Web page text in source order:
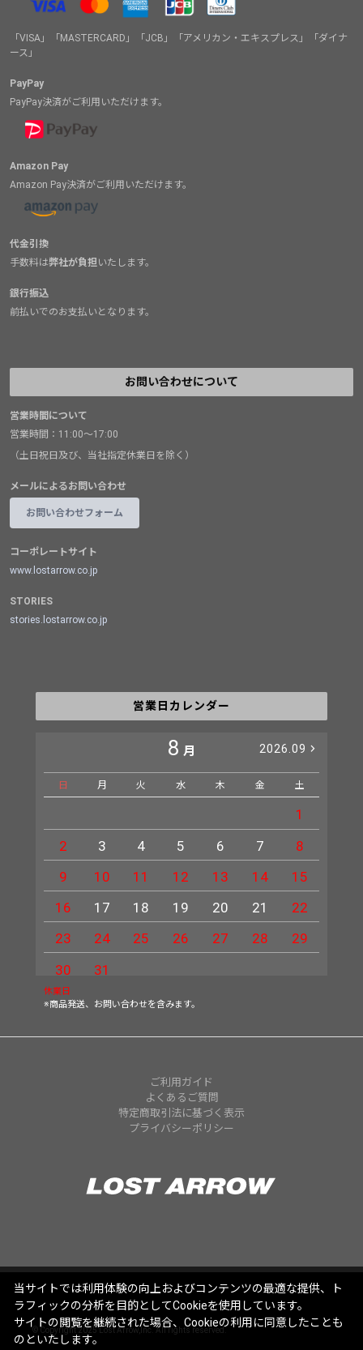
「VISA」「MASTERCARD」「JCB」「アメリカン・エキスプレス」「ダイナ
ース」
PayPay
PayPay決済がご利用いただけます。
Amazon Pay
Amazon Pay決済がご利用いただけます。
代金引換
手数料は弊社が負担いたします。
銀行振込
前払いでのお支払いとなります。
お問い合わせについて
営業時間について
営業時間：11:00～17:00
（土日祝日及び、当社指定休業日を除く）
メールによるお問い合わせ
お問い合わせフォーム
コーポレートサイト
www.lostarrow.co.jp
STORIES
stories.lostarrow.co.jp
営業日カレンダー
8 月 2026.09
日 月 火 水 木 金 土
1
2
3 4 5 6 7
8
9
10 11 12 13 14
15
16
17 18 19 20 21
22
23
24 25 26 27 28
29
30
31
休業日
※商品発送、お問い合わせを含みます。
ご利用ガイド
よくあるご質問
特定商取引法に基づく表示
プライバシーポリシー
© Copyright 2025 Lost Arrow,Inc. All rights reserved.
当サイトでは利用体験の向上およびコンテンツの最適な提供、ト
ラフィックの分析を目的としてCookieを使用しています。
サイトの閲覧を継続された場合、Cookieの利用に同意したことも
のといたします。